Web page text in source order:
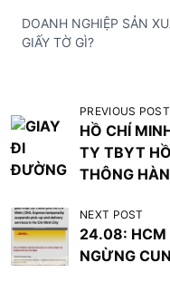
DOANH NGHIỆP SẢN
GIẤY TỜ GÌ?
Đ
i
ề
h
ư
PREVIOUS POST
HỒ CHÍ
TY TBYT
THÔNG
NEXT POST
24.08: HCM
NGỪNG